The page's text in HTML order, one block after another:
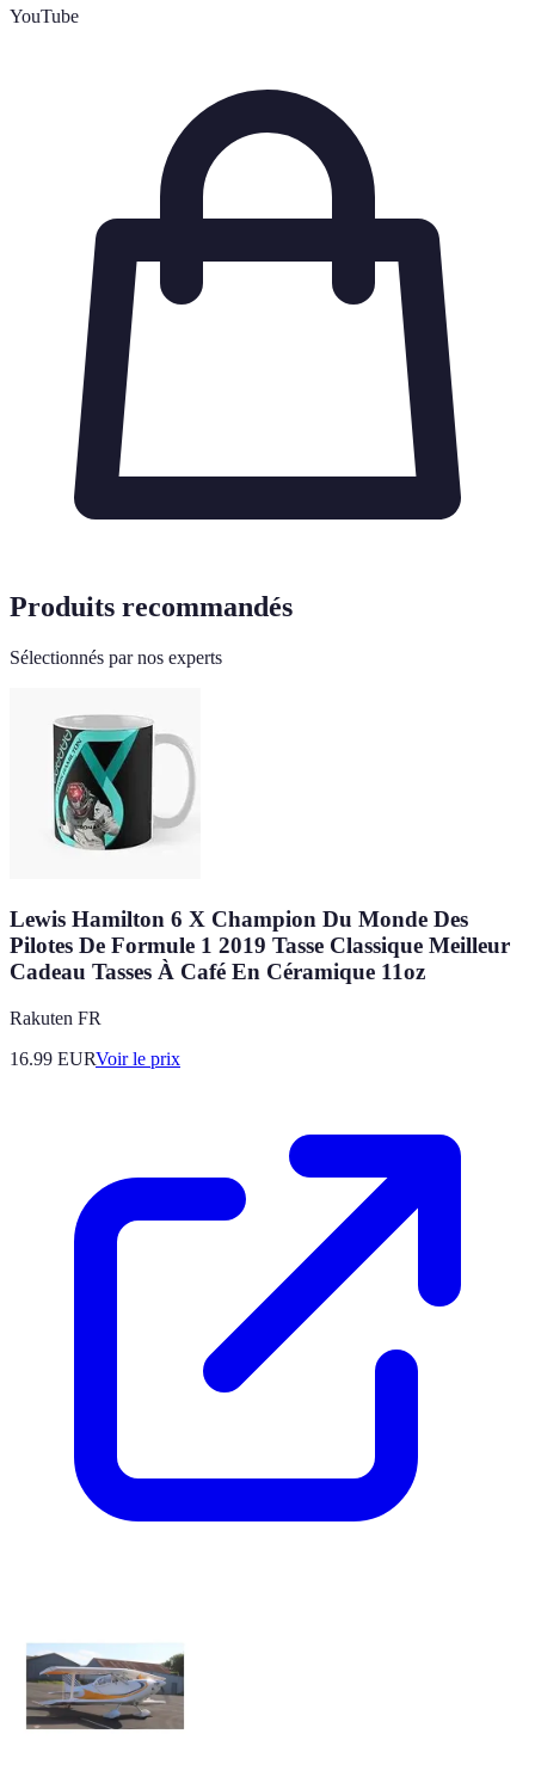
YouTube
Produits recommandés
Sélectionnés par nos experts
Lewis Hamilton 6 X Champion Du Monde Des
Pilotes De Formule 1 2019 Tasse Classique Meilleur
Cadeau Tasses À Café En Céramique 11oz
Rakuten FR
16.99 EURVoir le prix